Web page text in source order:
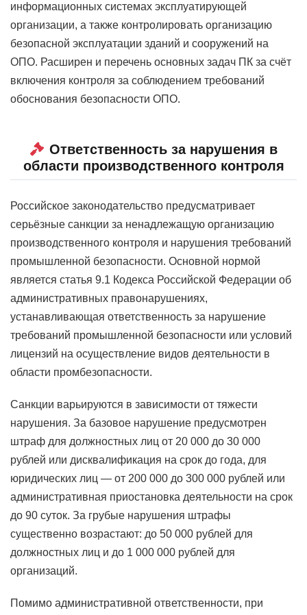
информационных системах эксплуатирующей
организации, а также контролировать организацию
безопасной эксплуатации зданий и сооружений на
ОПО. Расширен и перечень основных задач ПК за счёт
включения контроля за соблюдением требований
обоснования безопасности ОПО.
Ответственность за нарушения в
области производственного контроля
Российское законодательство предусматривает
серьёзные санкции за ненадлежащую организацию
производственного контроля и нарушения требований
промышленной безопасности. Основной нормой
является статья 9.1 Кодекса Российской Федерации об
административных правонарушениях,
устанавливающая ответственность за нарушение
требований промышленной безопасности или условий
лицензий на осуществление видов деятельности в
области промбезопасности.
Санкции варьируются в зависимости от тяжести
нарушения. За базовое нарушение предусмотрен
штраф для должностных лиц от 20 000 до 30 000
рублей или дисквалификация на срок до года, для
юридических лиц — от 200 000 до 300 000 рублей или
административная приостановка деятельности на срок
до 90 суток. За грубые нарушения штрафы
существенно возрастают: до 50 000 рублей для
должностных лиц и до 1 000 000 рублей для
организаций.
Помимо административной ответственности, при